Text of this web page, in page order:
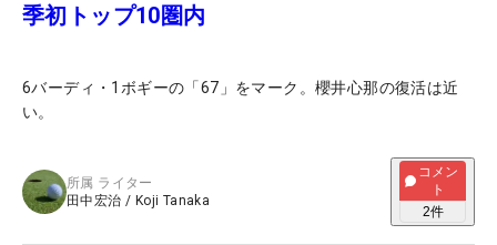
季初トップ10圏内
6バーディ・1ボギーの「67」をマーク。櫻井心那の復活は近
い。
所属 ライター
田中宏治 / Koji Tanaka
コメン
ト
2件